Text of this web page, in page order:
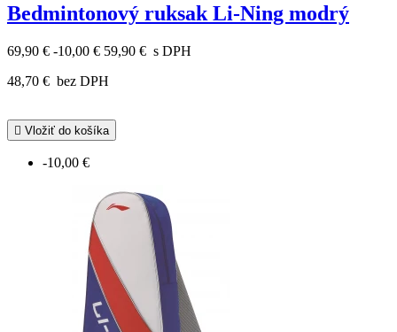
Bedmintonový ruksak Li-Ning modrý
69,90 € -10,00 € 59,90 € s DPH
48,70 € bez DPH
 Vložiť do košíka
-10,00 €